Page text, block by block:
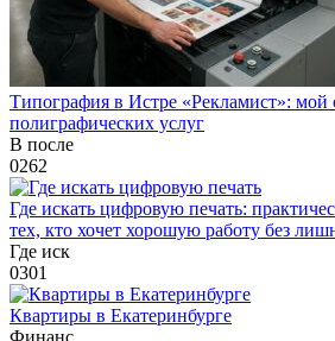
Типография в Истре «Рекламист»: мой
полиграфических услуг
В после
0262
Где искать цифровую печать:
тех, кто хочет хорошую работу без
Где иск
0301
Квартиры в Екатеринбурге